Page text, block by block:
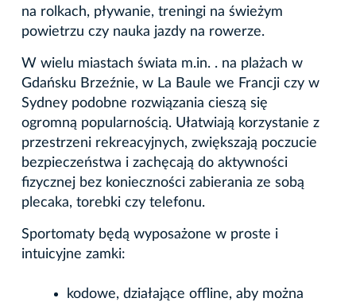
na rolkach, pływanie, treningi na świeżym
powietrzu czy nauka jazdy na rowerze.
W wielu miastach świata m.in. . na plażach w
Gdańsku Brzeźnie, w La Baule we Francji czy w
Sydney podobne rozwiązania cieszą się
ogromną popularnością. Ułatwiają korzystanie z
przestrzeni rekreacyjnych, zwiększają poczucie
bezpieczeństwa i zachęcają do aktywności
fizycznej bez konieczności zabierania ze sobą
plecaka, torebki czy telefonu.
Sportomaty będą wyposażone w proste i
intuicyjne zamki:
kodowe, działające offline, aby można